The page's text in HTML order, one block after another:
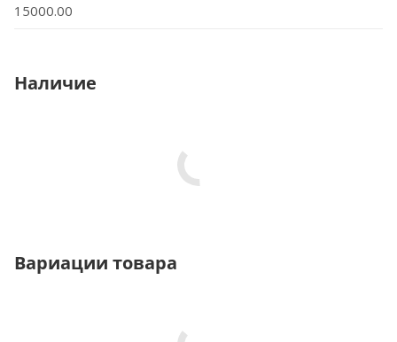
15000.00
Наличие
Вариации товара